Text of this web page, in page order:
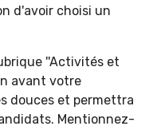
d'avoir choisi un
''Activités et
avant votre
douces et permettra
Mentionnez-